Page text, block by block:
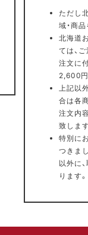
ただし
域・商品
北海道
ては、
注文に
2,600円
上記以
合は各
注文内
致します
特別に
つきま
以外に
ります。